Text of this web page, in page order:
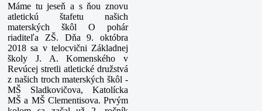
Máme tu jeseň a s ňou znovu
atletickú štafetu našich
materských škôl O pohár
riaditeľa ZŠ. Dňa 9. októbra
2018 sa v telocvični Základnej
školy J. A. Komenského v
Revúcej stretli atletické družstvá
z našich troch materských škôl -
MŠ Sladkovičova, Katolícka
MŠ a MŠ Clementisova. Prvým